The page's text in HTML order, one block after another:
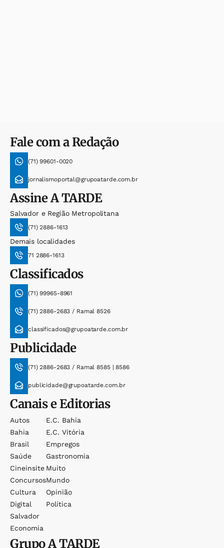
Fale com a Redação
(71) 99601-0020
jornalismoportal@grupoatarde.com.br
AssineA TARDE
Salvador e Região Metropolitana
(71) 2886-1613
Demais localidades
71 2886-1613
Classificados
(71) 99965-8961
(71) 2886-2683 / Ramal 8526
classificados@grupoatarde.com.br
Publicidade
(71) 2886-2683 / Ramal 8585 | 8586
publicidade@grupoatarde.com.br
Canais e Editorias
Autos
Bahia
Brasil
Saúde
Cineinsite
Concursos
Cultura
Digital
Salvador
Economia
E.c. Bahia
E.c. Vitória
Empregos
Gastronomia
Muito
Mundo
Opinião
Política
GrupoA TARDE